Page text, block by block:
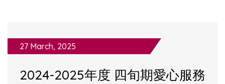
27 March, 2025
2024-2025年度 四旬期愛心服務